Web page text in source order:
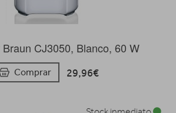
CJ3050, Blanco, 60 W
Comprar 29,96€